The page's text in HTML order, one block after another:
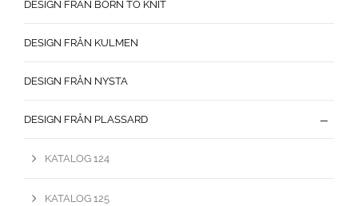
DESIGN FRÅN BORN TO KNIT
DESIGN FRÅN KULMEN
DESIGN FRÅN NYSTA
DESIGN FRÅN PLASSARD
KATALOG 124
KATALOG 125